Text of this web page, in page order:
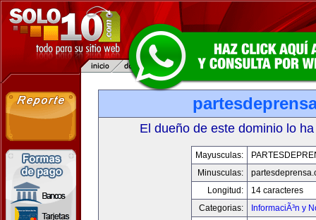
El dueño de este dominio lo
Mayusculas:
Minusculas:
Longitud:
14 caracteres
Categorias:
InformaciÃ³n y